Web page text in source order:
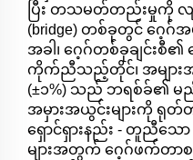
ပြီး တသမတ်တည်းမှုကို လ
(bridge) တစ်ခုတွင် ဂေ့
အခါ၊ ဂေ့ဂ်တစ်ခုချင်းစီ
ကိုက်ညီသည့်တိုင်၊ အများအ
(±၁%) သည် ဘရစ်ခ်၏ မညီ
အမှားအယွင်းများကို ရု
ရှောင်ရှားနည်း - တူညီသော
များအတွက် ဂေ့ဂ်ဖက်တာစ